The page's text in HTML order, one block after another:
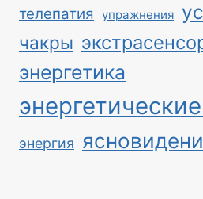
телепатия упражнения
чакры
энергетика
энергия